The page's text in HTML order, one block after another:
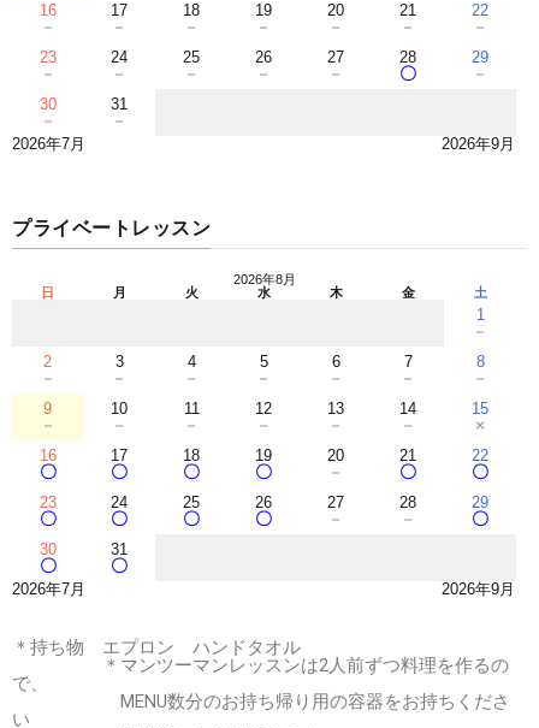
16
－
17
－
18
－
19
－
20
－
21
－
22
－
23
－
24
－
25
－
26
－
27
－
28
〇
29
－
30
－
31
－
2026年7月 2026年9月
プライベートレッスン
2026年8月
日
月 火 水 木 金 土
1
－
2
－
3
－
4
－
5
－
6
－
7
－
8
－
9
－
10
－
11
－
12
－
13
－
14
－
15
×
16
〇
17
〇
18
〇
19
〇
20
－
21
〇
22
〇
23
〇
24
〇
25
〇
26
〇
27
－
28
－
29
〇
30
〇
31
〇
2026年7月 2026年9月
＊持ち物 エプロン ハンドタオル
＊マンツーマンレッスンは2人前ずつ料理を作るの
で、
MENU数分のお持ち帰り用の容器をお持ちくださ
い